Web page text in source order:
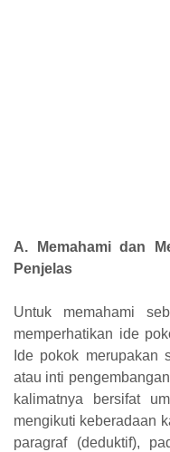
A. Memahami dan
Penjelas
Untuk memahami
memperhatikan ide
Ide pokok merupakan
atau inti
kalimatnya bersifat
mengikuti keberadaan
paragraf (deduktif),